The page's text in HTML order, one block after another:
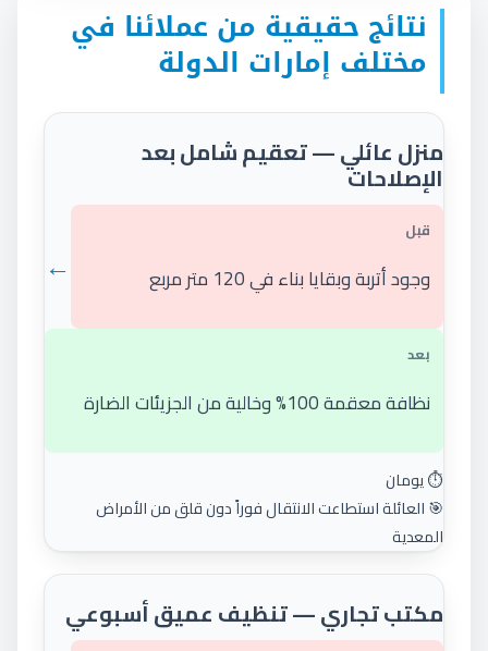
نتائج حقيقية من عملائنا في
مختلف إمارات الدولة
منزل عائلي — تعقيم شامل بعد
الإصلاحات
قبل
وجود أتربة وبقايا بناء في 120 متر مربع ←
بعد
نظافة معقمة 100% وخالية من الجزيئات الضارة
⏱️ يومان
🎯 العائلة استطاعت الانتقال فوراً دون قلق من الأمراض
المعدية
مكتب تجاري — تنظيف عميق أسبوعي